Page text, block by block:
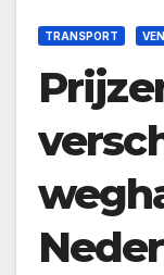
TRANSPORT